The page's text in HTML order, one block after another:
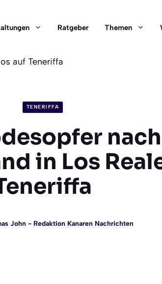
Ratgeber Themen
auf Teneriffa
TENERIFFA
nach
in Los
John- Redaktion Kanaren Nachrichten